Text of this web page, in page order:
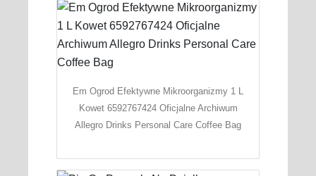
Em Ogrod Efektywne Mikroorganizmy 1 L
Kowet 6592767424 Oficjalne Archiwum
Allegro Drinks Personal Care Coffee Bag